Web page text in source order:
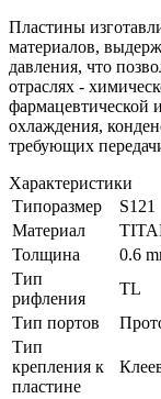
Пластины
материалов,
давления, что
отраслях -
фармацевтической
охлаждения,
требующих
Характеристики
Типоразмер
S121
Материал
Толщина
0.6
Тип
рифления
TL
Тип портов
Тип
крепления к
пластине